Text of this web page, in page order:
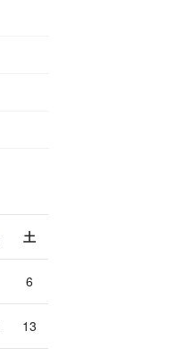
土
6
13